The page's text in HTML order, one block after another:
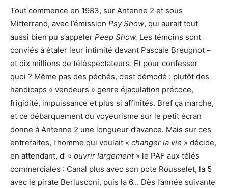
Tout commence en 1983, sur Antenne 2 et sous
Mitterrand, avec l’émission Psy Show, qui aurait tout
aussi bien pu s’appeler Peep Show. Les témoins sont
conviés à étaler leur intimité devant Pascale Breugnot –
et dix millions de téléspectateurs. Et pour confesser
quoi ? Même pas des péchés, c’est démodé : plutôt des
handicaps « vendeurs » genre éjaculation précoce,
frigidité, impuissance et plus si affinités. Bref ça marche,
et ce débarquement du voyeurisme sur le petit écran
donne à Antenne 2 une longueur d’avance. Mais sur ces
entrefaites, l’homme qui voulait « changer la vie » décide,
en attendant, d’ « ouvrir largement» le PAF aux télés
commerciales : Canal plus avec son pote Rousselet, la 5
avec le pirate Berlusconi, puis la 6… Dès l’année suivante